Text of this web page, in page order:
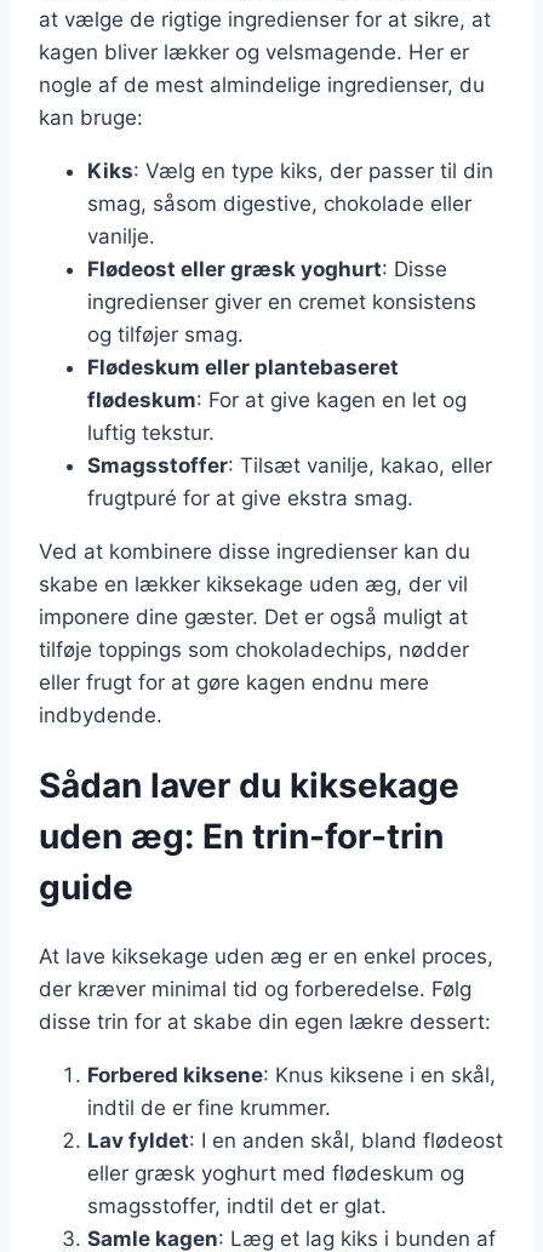
at vælge de rigtige ingredienser for at sikre, at
kagen bliver lækker og velsmagende. Her er
nogle af de mest almindelige ingredienser, du
kan bruge:
Kiks: Vælg en type kiks, der passer til din
smag, såsom digestive, chokolade eller
vanilje.
Flødeost eller græsk yoghurt: Disse
ingredienser giver en cremet konsistens
og tilføjer smag.
Flødeskum eller plantebaseret
flødeskum: For at give kagen en let og
luftig tekstur.
Smagsstoffer: Tilsæt vanilje, kakao, eller
frugtpuré for at give ekstra smag.
Ved at kombinere disse ingredienser kan du
skabe en lækker kiksekage uden æg, der vil
imponere dine gæster. Det er også muligt at
tilføje toppings som chokoladechips, nødder
eller frugt for at gøre kagen endnu mere
indbydende.
Sådan laver du kiksekage
uden æg: En trin-for-trin
guide
At lave kiksekage uden æg er en enkel proces,
der kræver minimal tid og forberedelse. Følg
disse trin for at skabe din egen lækre dessert:
Forbered kiksene: Knus kiksene i en skål,
indtil de er fine krummer.
Lav fyldet: I en anden skål, bland flødeost
eller græsk yoghurt med flødeskum og
smagsstoffer, indtil det er glat.
Samle kagen: Læg et lag kiks i bunden af